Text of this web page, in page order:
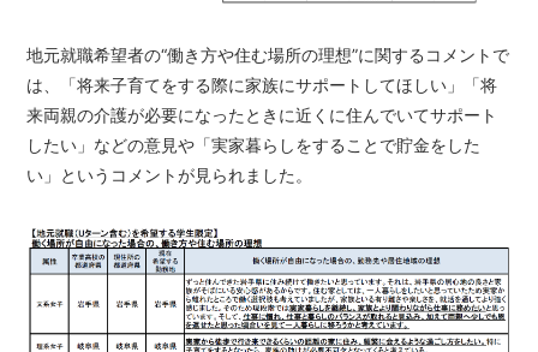
地元就職希望者の“働き方や住む場所の理想”に関するコメントで
は、「将来子育てをする際に家族にサポートしてほしい」「将
来両親の介護が必要になったときに近くに住んでいてサポート
したい」などの意見や「実家暮らしをすることで貯金をした
い」というコメントが見られました。